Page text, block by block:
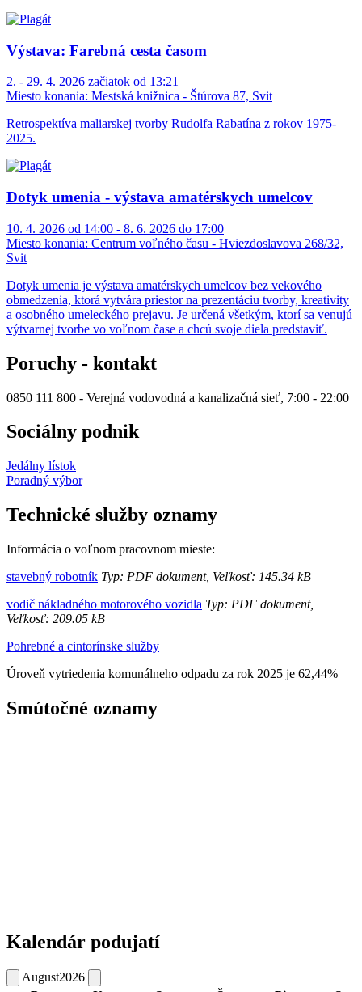
Výstava: Farebná cesta časom
2. - 29. 4. 2026 začiatok od 13:21
Miesto konania: Mestská knižnica - Štúrova 87, Svit
Retrospektíva maliarskej tvorby Rudolfa Rabatína z rokov 1975-
2025.
Dotyk umenia - výstava amatérskych umelcov
10. 4. 2026 od 14:00 - 8. 6. 2026 do 17:00
Miesto konania: Centrum voľného času - Hviezdoslavova 268/32,
Svit
Dotyk umenia je výstava amatérskych umelcov bez vekového
obmedzenia, ktorá vytvára priestor na prezentáciu tvorby, kreativity
a osobného umeleckého prejavu. Je určená všetkým, ktorí sa venujú
výtvarnej tvorbe vo voľnom čase a chcú svoje diela predstaviť.
Poruchy - kontakt
0850 111 800 - Verejná vodovodná a kanalizačná sieť, 7:00 - 22:00
Sociálny podnik
Jedálny lístok
Poradný výbor
Technické služby oznamy
Informácia o voľnom pracovnom mieste:
stavebný robotník Typ: PDF dokument, Veľkosť: 145.34 kB
vodič nákladného motorového vozidla Typ: PDF dokument,
Veľkosť: 209.05 kB
Pohrebné a cintorínske služby
Úroveň vytriedenia komunálneho odpadu za rok 2025 je 62,44%
Smútočné oznamy
Kalendár podujatí
August2026